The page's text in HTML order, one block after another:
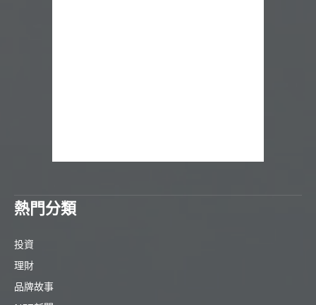
熱門分類
投資
理財
品牌故事